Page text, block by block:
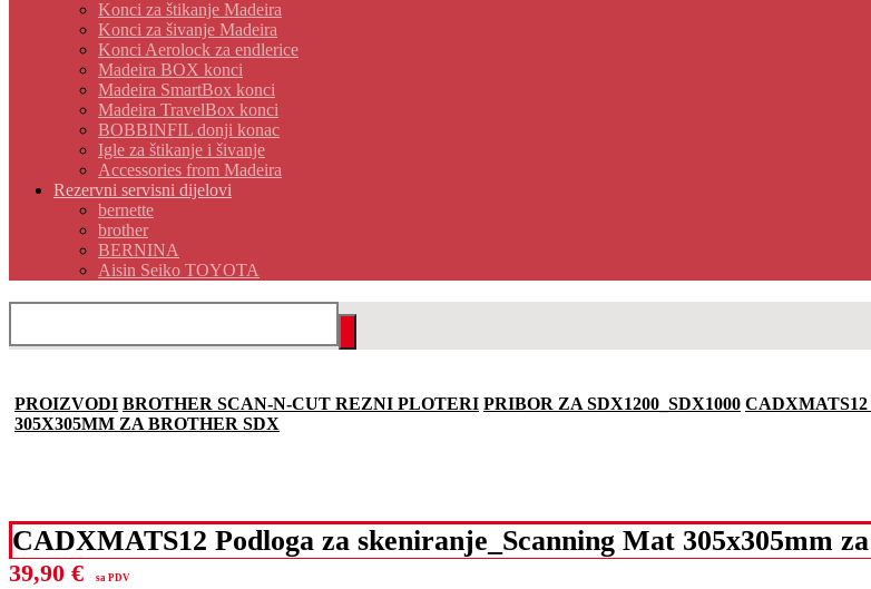
Konci za štikanje Madeira
Konci za šivanje Madeira
Konci Aerolock za endlerice
Madeira BOX konci
Madeira SmartBox konci
Madeira TravelBox konci
BOBBINFIL donji konac
Igle za štikanje i šivanje
Accessories from Madeira
Rezervni servisni dijelovi
bernette
brother
BERNINA
Aisin Seiko TOYOTA
PROIZVODI BROTHER SCAN-N-CUT REZNI PLOTERI PRIBOR ZA SDX1200_SDX1000
305X305MM ZA BROTHER SDX
CADXMATS12 Podloga za skeniranje_Scanning Mat 305x305mm
39,90 € sa PDV